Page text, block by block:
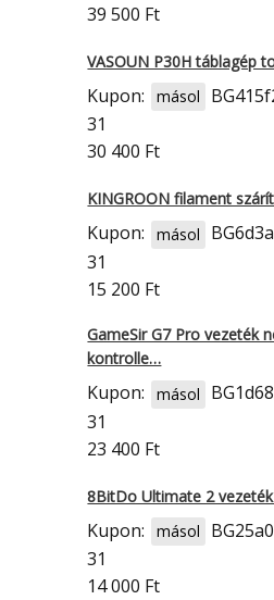
39 500 Ft
VASOUN P30H táblagép
Kupon: másol
31
30 400 Ft
KINGROON filament
Kupon: másol
31
15 200 Ft
GameSir G7 Pro vezeték
kontrolle…
Kupon: másol
31
23 400 Ft
8BitDo Ultimate 2
Kupon: másol
31
14 000 Ft